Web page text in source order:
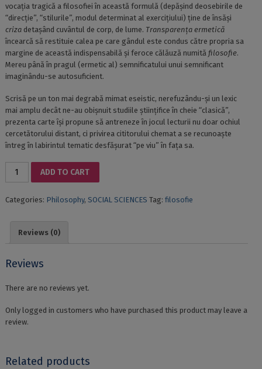
vocația tragică a filosofiei în această formulă (depășind deosebirile de
“direcție”, “stilurile”, modul determinat al exercițiului) ține de însăși
crizadetașând cuvântul de corp, de lume. Transparența ermetică
încearcă să restituie calea pe care gândul este condus către propria sa
margine de această indispensabilă și feroce călăuză numită filosofie.
Mereu până în pragul (ermetic al) semnificatului unui semnificant
imaginându-se autosuficient.
Scrisă pe un ton mai degrabă mimat eseistic, nerefuzându-și un lexic
mai amplu decât ne-au obișnuit studiile științifice în cheie “clasică”,
prezenta carte își propune să antreneze în jocul lecturii nu doar ochiul
cercetătorului distant, ci privirea cititorului chemat a se recunoaște
întreg în labirintul tematic desfășurat “pe viu” în fața sa.
HERMETIC
ADD TO CART
Categories: Philosophy, SOCIAL SCIENCES Tag: filosofie
Reviews (0)
Reviews
There are no reviews yet.
Only logged in customers who have purchased this product may leave a
review.
Related products